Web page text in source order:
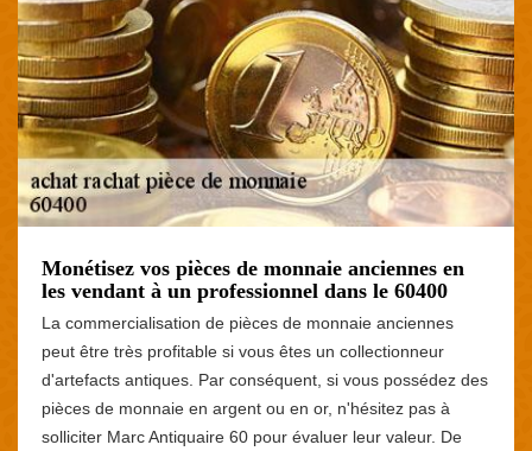
Monétisez vos pièces de monnaie anciennes en
les vendant à un professionnel dans le 60400
La commercialisation de pièces de monnaie anciennes
peut être très profitable si vous êtes un collectionneur
d'artefacts antiques. Par conséquent, si vous possédez des
pièces de monnaie en argent ou en or, n'hésitez pas à
solliciter Marc Antiquaire 60 pour évaluer leur valeur. De